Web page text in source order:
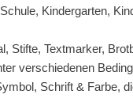
Kindergarten,
Stifte, Textmarker,
verschiedenen
Schrift & Farbe,